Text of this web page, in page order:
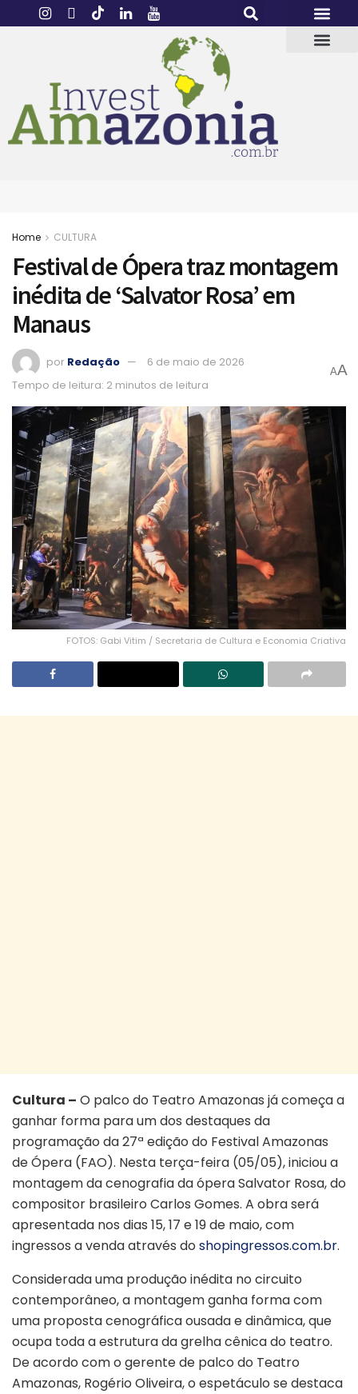
Home CULTURA
Festival de Ópera traz montagem
inédita de ‘Salvator Rosa’ em
Manaus
por Redação
6 de maio de 2026
Tempo de leitura: 2 minutos de leitura
AA
FOTOS: Gabi Vitim / Secretaria de Cultura e Economia Criativa
Cultura – O palco do Teatro Amazonas já começa a
ganhar forma para um dos destaques da
programação da 27ª edição do Festival Amazonas
de Ópera (FAO). Nesta terça-feira (05/05), iniciou a
montagem da cenografia da ópera Salvator Rosa, do
compositor brasileiro Carlos Gomes. A obra será
apresentada nos dias 15, 17 e 19 de maio, com
ingressos a venda através do shopingressos.com.br.
Considerada uma produção inédita no circuito
contemporâneo, a montagem ganha forma com
uma proposta cenográfica ousada e dinâmica, que
ocupa toda a estrutura da grelha cênica do teatro.
De acordo com o gerente de palco do Teatro
Amazonas, Rogério Oliveira, o espetáculo se destaca